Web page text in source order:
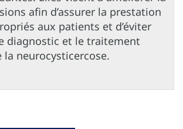
afin d’assurer la prestation
aux patients et d’éviter
diagnostic et le traitement
la neurocysticercose.